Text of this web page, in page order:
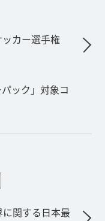
カー選手権
ック」対象コ
関する日本最